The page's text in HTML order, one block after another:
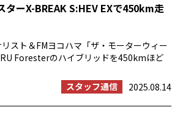
ターX-BREAK S:HEV EXで450km走
スト＆FMヨコハマ「ザ・モーターウィー
Foresterのハイブリッドを450kmほど
スタッフ通信
2025.08.14